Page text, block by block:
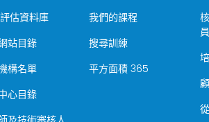
估資料庫
站目錄
構名單
心目錄
我們的課程
搜尋訓練
平方面積 365
員